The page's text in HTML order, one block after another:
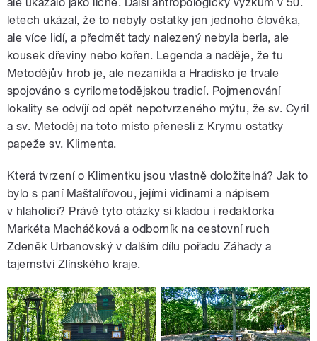
letech ukázal, že to nebyly ostatky jen jednoho člověka,
ale více lidí, a předmět tady nalezený nebyla berla, ale
kousek dřeviny nebo kořen. Legenda a naděje, že tu
Metodějův hrob je, ale nezanikla a Hradisko je trvale
spojováno s cyrilometodějskou tradicí. Pojmenování
lokality se odvíjí od opět nepotvrzeného mýtu, že sv. Cyril
a sv. Metoděj na toto místo přenesli z Krymu ostatky
papeže sv. Klimenta.
Která tvrzení o Klimentku jsou vlastně doložitelná? Jak to
bylo s paní Maštalířovou, jejími vidinami a nápisem
v hlaholici? Právě tyto otázky si kladou i redaktorka
Markéta Macháčková a odborník na cestovní ruch
Zdeněk Urbanovský v dalším dílu pořadu Záhady a
tajemství Zlínského kraje.